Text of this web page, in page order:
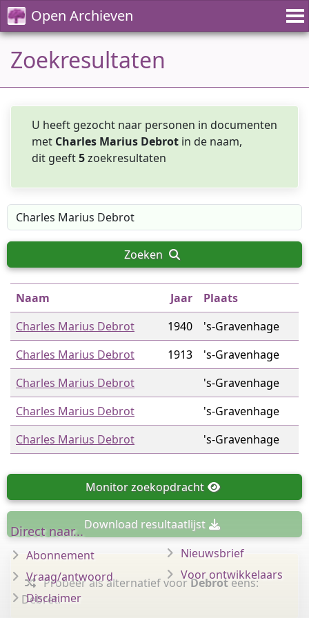
Open Archieven
Zoekresultaten
U heeft gezocht naar personen in documenten
met Charles Marius Debrot in de naam,
dit geeft5zoekresultaten
Zoeken
Naam Jaar
Plaats
Charles Marius Debrot
1940
's-Gravenhage
Charles Marius Debrot
1913
's-Gravenhage
Charles Marius Debrot
's-Gravenhage
Charles Marius Debrot
's-Gravenhage
Charles Marius Debrot
's-Gravenhage
Monitorzoekopdracht
Download resultaatlijst
Probeer als alternatief voorDebroteens:
Debret.
Direct naar...
Abonnement
Vraag/antwoord
Disclaimer
Nieuwsbrief
Voor ontwikkelaars